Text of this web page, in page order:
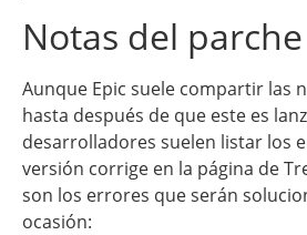
Notas del parche
Aunque Epic suele compartir las
hasta después de que este es
desarrolladores suelen listar los
versión corrige en la página de
son los errores que serán
ocasión: